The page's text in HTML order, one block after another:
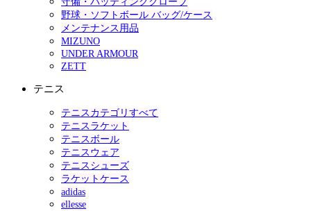
野球・ソフトボール バッグ/ケース
メンテナンス用品
MIZUNO
UNDER ARMOUR
ZETT
テニス
テニスカテゴリすべて
テニスラケット
テニスボール
テニスウェア
テニスシューズ
ラケットケース
adidas
ellesse